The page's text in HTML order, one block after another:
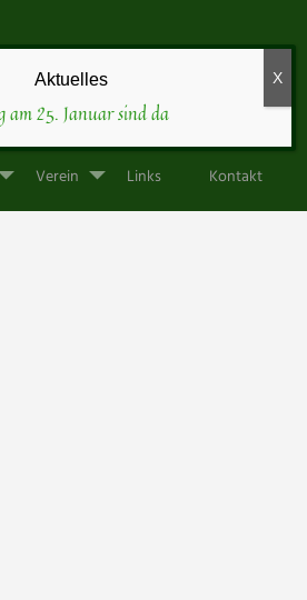
Verein Links Kontakt
am 25. Januar sind da